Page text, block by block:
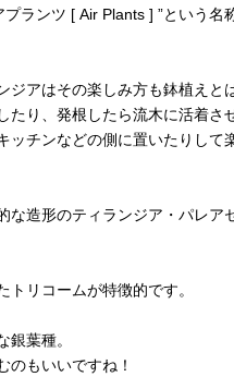
ランツ [ Air Plants ] ”という名
ジアはその楽しみ方も鉢植えと
たり、発根したら流木に活着さ
ッチンなどの側に置いたりして
な造形のティランジア・パレア
リコームが特徴的です。
銀葉種。
のもいいですね！